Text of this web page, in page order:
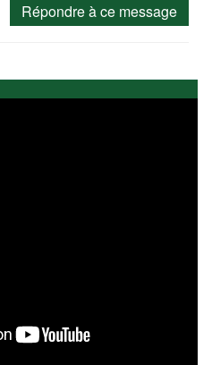
Répondre à ce message